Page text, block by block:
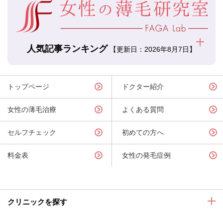
人気記事ランキング 【更新日：2026年8月7日】
トップページ
女性の薄毛治療
セルフチェック
料金表
ドクター紹介
よくある質問
初めての方へ
女性の発毛症例
クリニックを探す